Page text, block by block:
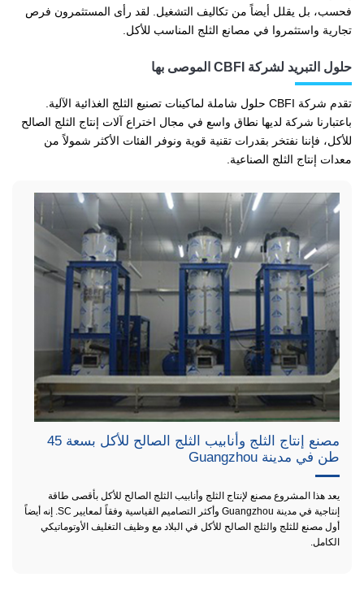
فحسب، بل يقلل أيضاً من تكاليف التشغيل. لقد رأى المستثمرون فرص
تجارية واستثمروا في مصانع الثلج المناسب للأكل.
حلول التبريد لشركة CBFI الموصى بها
تقدم شركة CBFI حلول شاملة لماكينات تصنيع الثلج الغذائية الآلية.
باعتبارنا شركة لديها نطاق واسع في مجال اختراع آلات إنتاج الثلج الصالح
للأكل، فإننا نفتخر بقدرات تقنية قوية ونوفر الفئات الأكثر شمولاً من
معدات إنتاج الثلج الصناعية.
مصنع إنتاج الثلج وأنابيب الثلج الصالح للأكل بسعة 45
طن في مدينة Guangzhou
يعد هذا المشروع مصنع لإنتاج الثلج وأنابيب الثلج الصالح للأكل بأقصى طاقة
إنتاجية في مدينة Guangzhou وأكثر التصاميم القياسية وفقاً لمعايير SC. إنه أيضاً
أول مصنع للثلج والثلج الصالح للأكل في البلاد مع وظيف التغليف الأوتوماتيكي
الكامل.